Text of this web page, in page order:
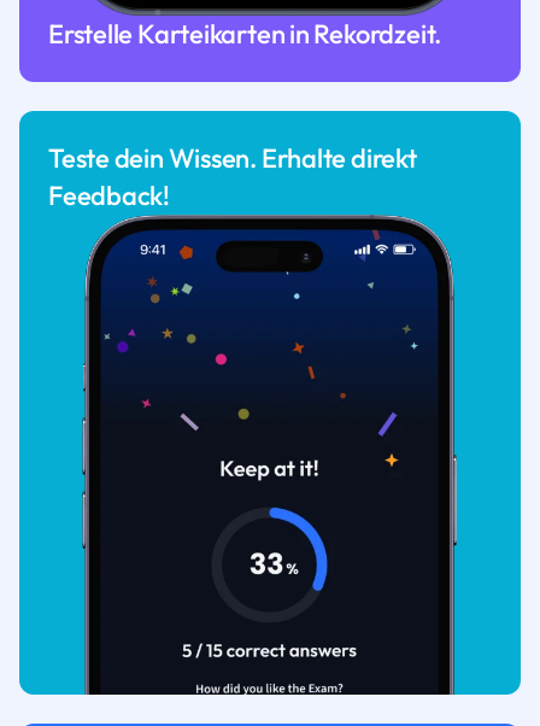
Erstelle Karteikarten in Rekordzeit.
Teste dein Wissen. Erhalte direkt
Feedback!